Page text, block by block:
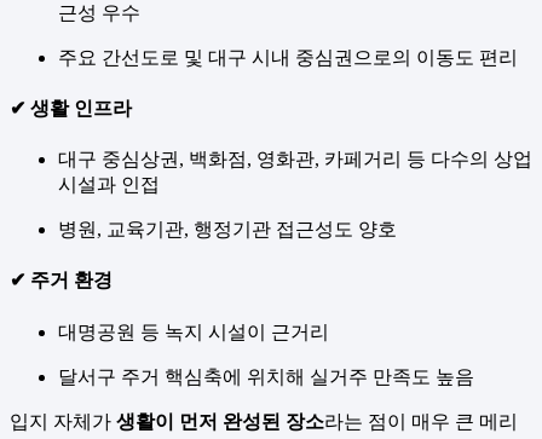
근성 우수
주요 간선도로 및 대구 시내 중심권으로의 이동도 편리
✔ 생활 인프라
대구 중심상권, 백화점, 영화관, 카페거리 등 다수의 상업
시설과 인접
병원, 교육기관, 행정기관 접근성도 양호
✔ 주거 환경
대명공원 등 녹지 시설이 근거리
달서구 주거 핵심축에 위치해 실거주 만족도 높음
입지 자체가 생활이 먼저 완성된 장소라는 점이 매우 큰 메리